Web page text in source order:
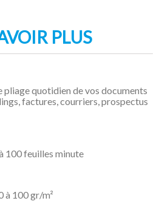
PLUS
pliage quotidien de vos documents
factures, courriers, prospectus
100 feuilles minute
à 100 gr/m²